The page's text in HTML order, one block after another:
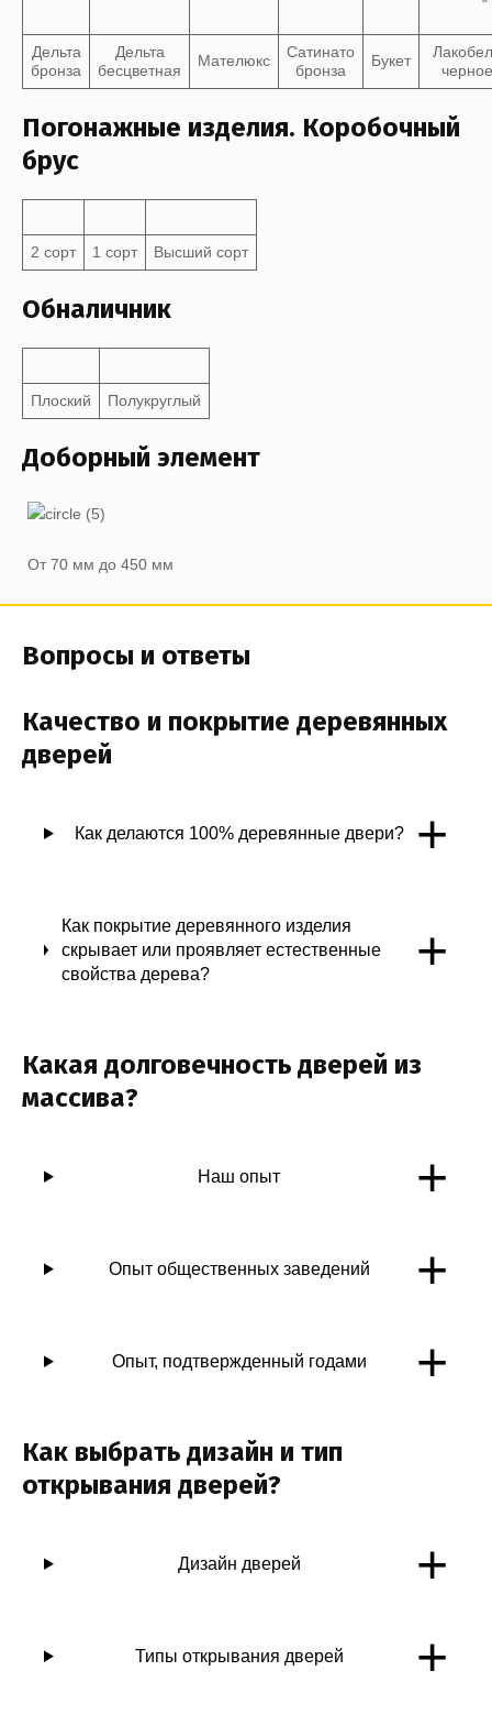
Дельта
бронза
Дельта
бесцветная
Мателюкс
Сатинато
бронза
Букет
черное
Погонажные изделия. Коробочный
брус
2 сорт 1 сорт Высший сорт
Обналичник
Плоский Полукруглый
Доборный элемент
От 70 мм до 450 мм
Вопросы и ответы
Качество и покрытие деревянных
дверей
Как делаются 100% деревянные двери? +
Как покрытие деревянного изделия
скрывает или проявляет естественные
свойства дерева?
+
Какая долговечность дверей из
массива?
Наш опыт +
Опыт общественных заведений +
Опыт, подтвержденный годами +
Как выбрать дизайн и тип
открывания дверей?
Дизайн дверей +
Типы открывания дверей +